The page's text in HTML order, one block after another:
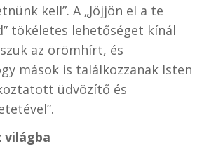
kell”. A „Jöjjön el a te
tökéletes lehetőséget kínál
az örömhírt, és
mások is találkozzanak Isten
üdvözítő és
világba